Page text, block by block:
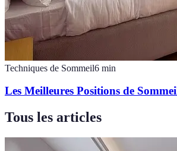
Techniques de Sommeil6 min
Les Meilleures Positions de
Tous les articles